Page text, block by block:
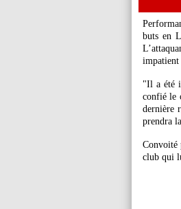
buts en
impatient
"Il a été
confié le
dernière
prendra
Convoité
club qui